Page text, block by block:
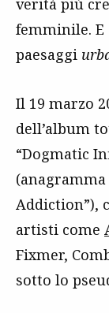
femminile. E
paesaggi
Il 19 marzo
dell’album
“Dogmatic
Addiction”),
artisti come
Fixmer,
sotto lo